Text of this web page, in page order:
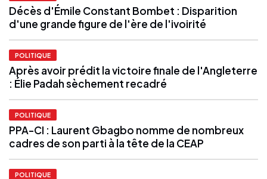
Décès d'Émile Constant Bombet : Disparition
d'une grande figure de l'ère de l'ivoirité
POLITIQUE
Après avoir prédit la victoire finale de l'Angleterre
: Élie Padah sèchement recadré
POLITIQUE
PPA-CI : Laurent Gbagbo nomme de nombreux
cadres de son parti à la tête de la CEAP
POLITIQUE